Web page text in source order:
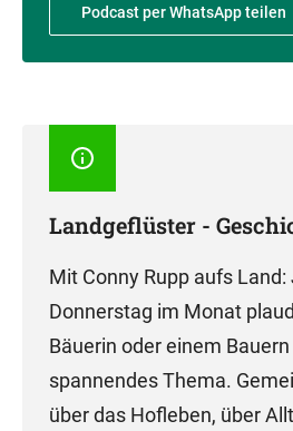
Podcast per WhatsApp teilen
Landgeflüster -
Mit Conny Rupp aufs
Donnerstag im Monat
Bäuerin oder einem
spannendes Thema.
über das Hofleben, über